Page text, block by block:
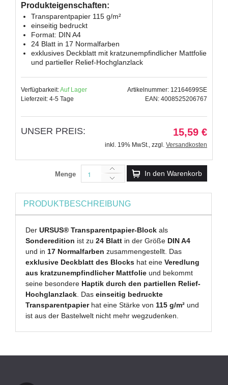
Produkteigenschaften:
Transparentpapier 115 g/m²
einseitig bedruckt
Format: DIN A4
24 Blatt in 17 Normalfarben
exklusives Deckblatt mit kratzunempfindlicher Mattfolie
und partieller Relief-Hochglanzlack
Verfügbarkeit:Auf Lager
Lieferzeit: 4-5 Tage
Artikelnummer: 12164699SE
EAN: 4008525206767
UNSER PREIS: 15,59 €
inkl. 19% MwSt., zzgl. Versandkosten
Menge In den Warenkorb
PRODUKTBESCHREIBUNG
DerURSUS® Transparentpapier-Block als
Sonderedition ist zu24 Blatt in der Größe DIN A4
und in17 Normalfarben zusammengestellt. Das
exklusive Deckblatt des Blocks hat eineVeredlung
aus kratzunempfindlicher Mattfolie und bekommt
seine besondere Haptik durch den partiellen Relief-
Hochglanzlack. Daseinseitig bedruckte
Transparentpapierhat eine Stärke von115 g/m² und
ist aus der Bastelwelt nicht mehr wegzudenken.